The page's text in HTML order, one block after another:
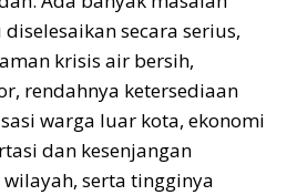
secara serius,
krisis air bersih,
rendahnya ketersediaan
warga luar kota, ekonomi
dan kesenjangan
serta tingginya